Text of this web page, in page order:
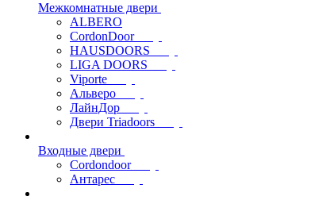
Межкомнатные двери
ALBERO
CordonDoor
HAUSDOORS
LIGA DOORS
Viporte
Альверо
ЛайнДор
Двери Triadoors
Входные двери
Cordondoor
Антарес